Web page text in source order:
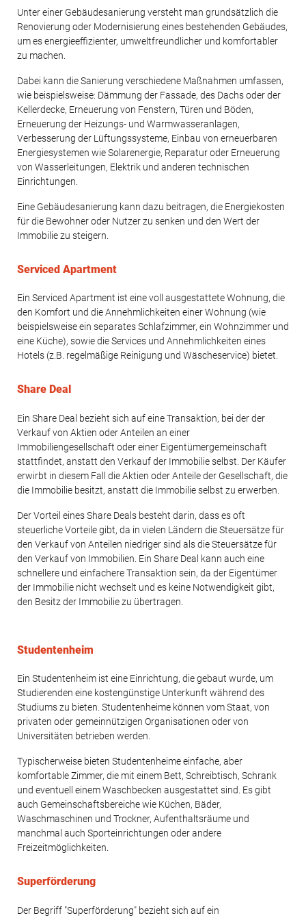
Unter einer Gebäudesanierung versteht man grundsätzlich die
Renovierung oder Modernisierung eines bestehenden Gebäudes,
um es energieeffizienter, umweltfreundlicher und komfortabler
zu machen.
Dabei kann die Sanierung verschiedene Maßnahmen umfassen,
wie beispielsweise: Dämmung der Fassade, des Dachs oder der
Kellerdecke, Erneuerung von Fenstern, Türen und Böden,
Erneuerung der Heizungs- und Warmwasseranlagen,
Verbesserung der Lüftungssysteme, Einbau von erneuerbaren
Energiesystemen wie Solarenergie, Reparatur oder Erneuerung
von Wasserleitungen, Elektrik und anderen technischen
Einrichtungen.
Eine Gebäudesanierung kann dazu beitragen, die Energiekosten
für die Bewohner oder Nutzer zu senken und den Wert der
Immobilie zu steigern.
Serviced Apartment
Ein Serviced Apartment ist eine voll ausgestattete Wohnung, die
den Komfort und die Annehmlichkeiten einer Wohnung (wie
beispielsweise ein separates Schlafzimmer, ein Wohnzimmer und
eine Küche), sowie die Services und Annehmlichkeiten eines
Hotels (z.B. regelmäßige Reinigung und Wäscheservice) bietet.
Share Deal
Ein Share Deal bezieht sich auf eine Transaktion, bei der der
Verkauf von Aktien oder Anteilen an einer
Immobiliengesellschaft oder einer Eigentümergemeinschaft
stattfindet, anstatt den Verkauf der Immobilie selbst. Der Käufer
erwirbt in diesem Fall die Aktien oder Anteile der Gesellschaft, die
die Immobilie besitzt, anstatt die Immobilie selbst zu erwerben.
Der Vorteil eines Share Deals besteht darin, dass es oft
steuerliche Vorteile gibt, da in vielen Ländern die Steuersätze für
den Verkauf von Anteilen niedriger sind als die Steuersätze für
den Verkauf von Immobilien. Ein Share Deal kann auch eine
schnellere und einfachere Transaktion sein, da der Eigentümer
der Immobilie nicht wechselt und es keine Notwendigkeit gibt,
den Besitz der Immobilie zu übertragen.
Studentenheim
Ein Studentenheim ist eine Einrichtung, die gebaut wurde, um
Studierenden eine kostengünstige Unterkunft während des
Studiums zu bieten. Studentenheime können vom Staat, von
privaten oder gemeinnützigen Organisationen oder von
Universitäten betrieben werden.
Typischerweise bieten Studentenheime einfache, aber
komfortable Zimmer, die mit einem Bett, Schreibtisch, Schrank
und eventuell einem Waschbecken ausgestattet sind. Es gibt
auch Gemeinschaftsbereiche wie Küchen, Bäder,
Waschmaschinen und Trockner, Aufenthaltsräume und
manchmal auch Sporteinrichtungen oder andere
Freizeitmöglichkeiten.
Superförderung
Der Begriff "Superförderung" bezieht sich auf ein